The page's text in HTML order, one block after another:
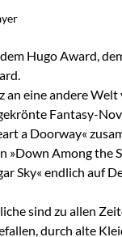
Hugo Award,
an eine andere
Fantasy-
a Doorway«
»Down Among the
Sky« endlich auf
sind zu allen
durch alte